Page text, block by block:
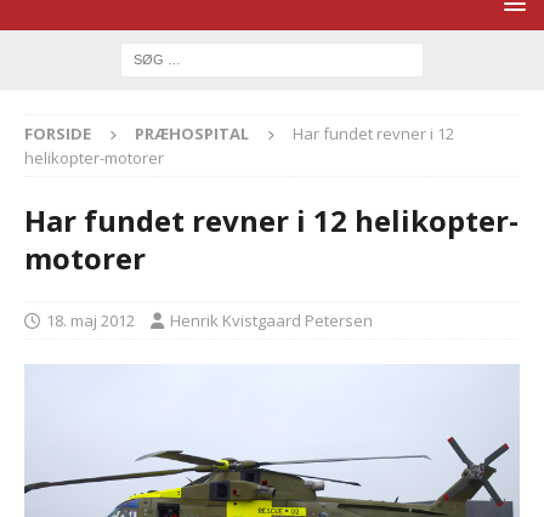
FORSIDE PRÆHOSPITAL
Har fundet revner i 12
helikopter-motorer
Har fundet revner i 12 helikopter-
motorer
18. maj 2012 Henrik Kvistgaard Petersen